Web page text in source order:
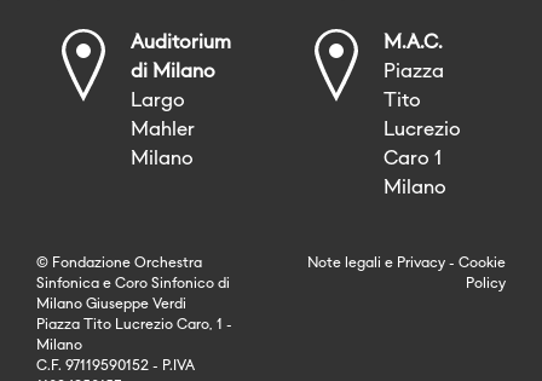
Auditorium
di Milano
Largo
Mahler
Milano
M.A.C.
Piazza
Tito
Lucrezio
Caro 1
Milano
© Fondazione Orchestra
Sinfonica e Coro Sinfonico di
Milano Giuseppe Verdi
Piazza Tito Lucrezio Caro, 1 -
Milano
C.F. 97119590152 - P.IVA
Note legali e Privacy - Cookie
Policy